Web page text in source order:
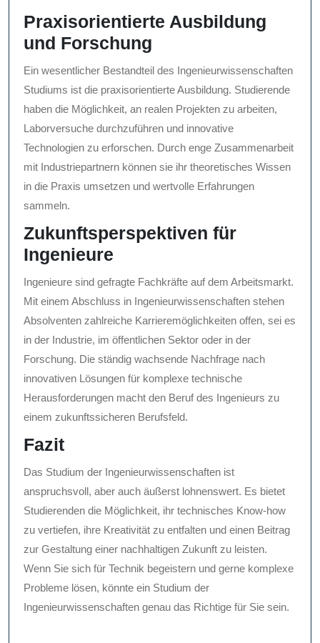
Praxisorientierte Ausbildung
und Forschung
Ein wesentlicher Bestandteil des Ingenieurwissenschaften
Studiums ist die praxisorientierte Ausbildung. Studierende
haben die Möglichkeit, an realen Projekten zu arbeiten,
Laborversuche durchzuführen und innovative
Technologien zu erforschen. Durch enge Zusammenarbeit
mit Industriepartnern können sie ihr theoretisches Wissen
in die Praxis umsetzen und wertvolle Erfahrungen
sammeln.
Zukunftsperspektiven für
Ingenieure
Ingenieure sind gefragte Fachkräfte auf dem Arbeitsmarkt.
Mit einem Abschluss in Ingenieurwissenschaften stehen
Absolventen zahlreiche Karrieremöglichkeiten offen, sei es
in der Industrie, im öffentlichen Sektor oder in der
Forschung. Die ständig wachsende Nachfrage nach
innovativen Lösungen für komplexe technische
Herausforderungen macht den Beruf des Ingenieurs zu
einem zukunftssicheren Berufsfeld.
Fazit
Das Studium der Ingenieurwissenschaften ist
anspruchsvoll, aber auch äußerst lohnenswert. Es bietet
Studierenden die Möglichkeit, ihr technisches Know-how
zu vertiefen, ihre Kreativität zu entfalten und einen Beitrag
zur Gestaltung einer nachhaltigen Zukunft zu leisten.
Wenn Sie sich für Technik begeistern und gerne komplexe
Probleme lösen, könnte ein Studium der
Ingenieurwissenschaften genau das Richtige für Sie sein.